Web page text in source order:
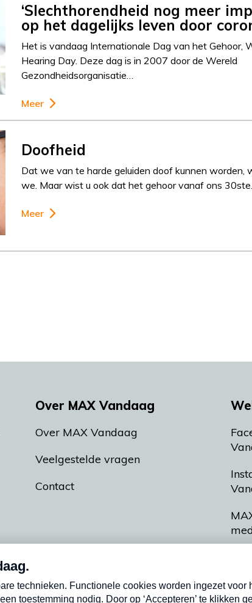
‘Slechthorendheid nog meer
op het dagelijks leven door
Het is vandaag Internationale Dag van het Gehoor,
Hearing Day. Deze dag is in 2007 door de Wereld
Gezondheidsorganisatie…
Meer
Doofheid
Dat we van te harde geluiden doof kunnen worden,
we. Maar wist u ook dat het gehoor vanaf ons 30ste…
Meer
Over MAX Vandaag
Over MAX Vandaag
Veelgestelde vragen
Contact